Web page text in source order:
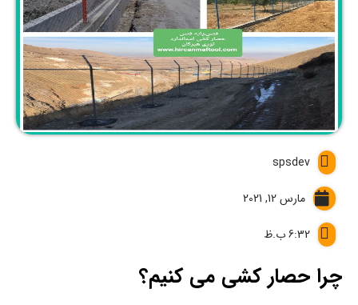
spsdev
مارس 12, 2021
6:32 ب.ظ
چرا حصار کشی می کنیم؟